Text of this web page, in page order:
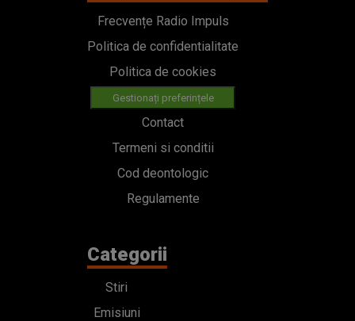
Frecvențe Radio Impuls
Politica de confidentialitate
Politica de cookies
Gestionați preferințele
Contact
Termeni si conditii
Cod deontologic
Regulamente
Categorii
Stiri
Emisiuni